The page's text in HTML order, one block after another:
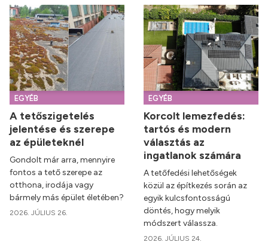
EGYÉB
A tetőszigetelés
jelentése és szerepe
az épületeknél
Gondolt már arra, mennyire
fontos a tető szerepe az
otthona, irodája vagy
bármely más épület életében?
2026. JÚLIUS 26.
EGYÉB
Korcolt lemezfedés:
tartós és modern
választás az
ingatlanok számára
A tetőfedési lehetőségek
közül az építkezés során az
egyik kulcsfontosságú
döntés, hogy melyik
módszert válassza.
2026. JÚLIUS 24.